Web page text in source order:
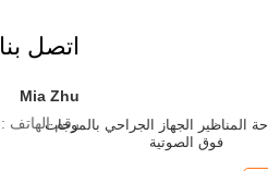
اتصل بنا
Mia Zhu
رقم الهاتف :المناظير الجهاز الجراحي بالموجات
فوق الصوتية